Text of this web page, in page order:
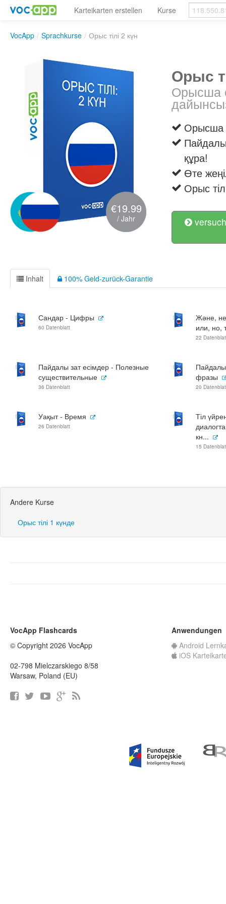
Karteikarten erstellen Kurse
VocApp / Sprachkurse / Орыс тілі 2 күн
€19.99
/ Jahr
Орыс
Орысша
Орысша
Пайдалы
құра!
Өте
Орыс
Inhalt 100% Geld-zurück-Garantie
Сандар - Цифры
60 Datenblatt
Және,
или, но,
22
Пайдалы зат есімдер - Полезные
существительные
36 Datenblatt
Пайдалы
фразы
20
Уақыт - Время
26 Datenblatt
Тіл
кн...
15
Andere Kurse
Орыс тілі 1 күнде
VocApp Flashcards
© Copyright 2026 VocApp
02-798 Mielczarskiego 8/58
Warsaw, Poland (EU)
Anwendungen
Android
iOS